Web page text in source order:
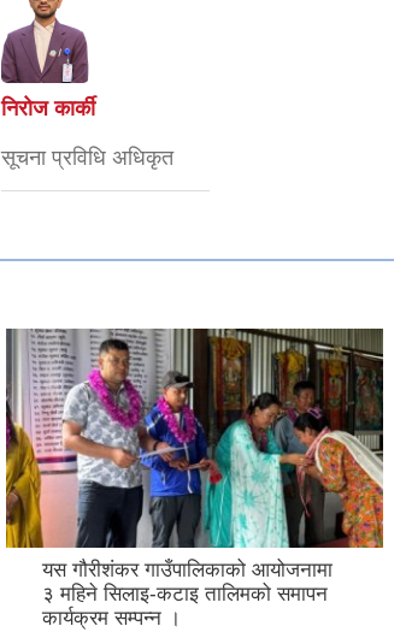
निरोज कार्की
सूचना प्रविधि अधिकृत
यस गौरीशंकर गाउँपालिकाको आयोजनामा
३ महिने सिलाइ-कटाइ तालिमको समापन
कार्यक्रम सम्पन्न ।